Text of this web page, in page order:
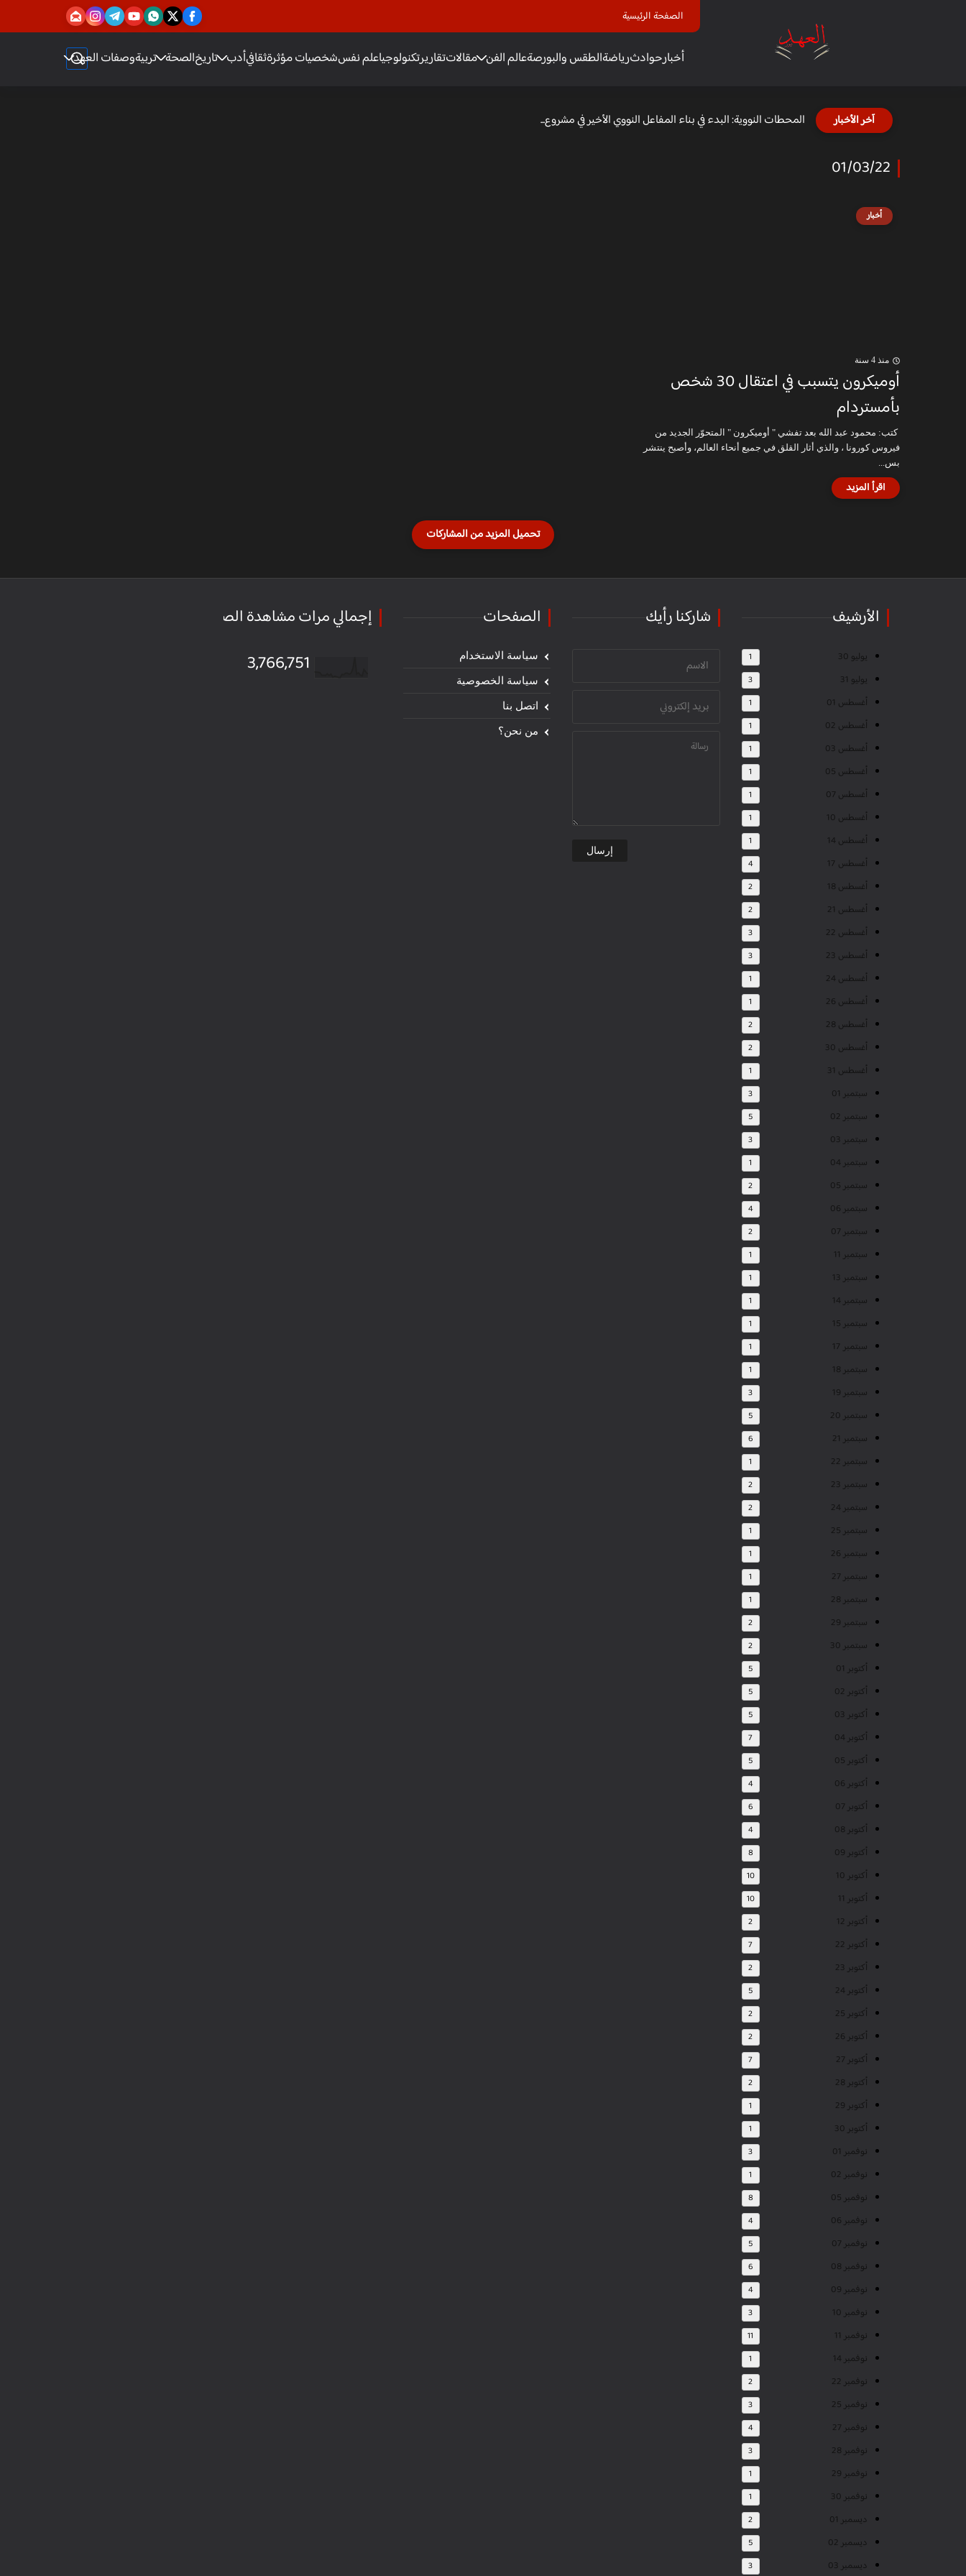
الصفحة الرئيسية
أخبارحوادثرياضةالطقس والبورصةعالم الفن مقالاتتقاريرتكنولوجياعلم نفسشخصيات مؤثرةثقافيأدب تاريخالصحة تربيةوصفات العهد
آخر الأخبار المحطات النووية: البدء في بناء المفاعل النووي الأخير في مشروع...
01/03/22
أخبار
منذ 4 سنة
أوميكرون يتسبب في اعتقال 30 شخص
بأمستردام
كتب: محمود عبد الله بعد تفشي " أوميكرون " المتحوّر الجديد من
فيروس كورونا ، والذي أثار القلق في جميع أنحاء العالم، وأصبح ينتشر
بس...
الأرشيف
يوليو 30 1
يوليو 31 3
أغسطس 01 1
أغسطس 02 1
أغسطس 03 1
أغسطس 05 1
أغسطس 07 1
أغسطس 10 1
أغسطس 14 1
أغسطس 17 4
أغسطس 18 2
أغسطس 21 2
أغسطس 22 3
أغسطس 23 3
أغسطس 24 1
أغسطس 26 1
أغسطس 28 2
أغسطس 30 2
أغسطس 31 1
سبتمبر 01 3
سبتمبر 02 5
سبتمبر 03 3
سبتمبر 04 1
سبتمبر 05 2
سبتمبر 06 4
سبتمبر 07 2
سبتمبر 11 1
سبتمبر 13 1
سبتمبر 14 1
سبتمبر 15 1
سبتمبر 17 1
سبتمبر 18 1
سبتمبر 19 3
سبتمبر 20 5
سبتمبر 21 6
سبتمبر 22 1
سبتمبر 23 2
سبتمبر 24 2
سبتمبر 25 1
سبتمبر 26 1
سبتمبر 27 1
سبتمبر 28 1
سبتمبر 29 2
سبتمبر 30 2
أكتوبر 01 5
أكتوبر 02 5
أكتوبر 03 5
أكتوبر 04 7
أكتوبر 05 5
أكتوبر 06 4
أكتوبر 07 6
أكتوبر 08 4
أكتوبر 09 8
أكتوبر 10 10
أكتوبر 11 10
أكتوبر 12 2
أكتوبر 22 7
أكتوبر 23 2
أكتوبر 24 5
أكتوبر 25 2
أكتوبر 26 2
أكتوبر 27 7
أكتوبر 28 2
أكتوبر 29 1
أكتوبر 30 1
نوفمبر 01 3
نوفمبر 02 1
نوفمبر 05 8
نوفمبر 06 4
نوفمبر 07 5
نوفمبر 08 6
نوفمبر 09 4
نوفمبر 10 3
نوفمبر 11 11
نوفمبر 14 1
نوفمبر 22 2
نوفمبر 25 3
نوفمبر 27 4
نوفمبر 28 3
نوفمبر 29 1
نوفمبر 30 1
ديسمبر 01 2
ديسمبر 02 5
ديسمبر 03 3
شاركنا رأيك الصفحات
سياسة الاستخدام
سياسة الخصوصية
اتصل بنا
من نحن؟
إجمالي مرات مشاهدة الصفحة
3,766,751